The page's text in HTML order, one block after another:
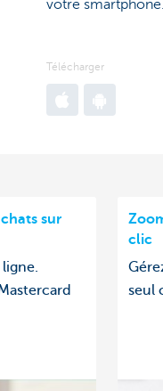
votre smartphone.
Télécharger
Store
sur
clic
seul